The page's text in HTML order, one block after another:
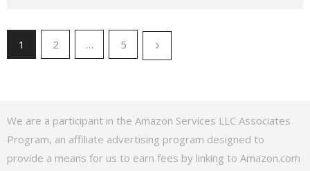
1 2 … 5
We are a participant in the Amazon Services LLC Associates
Program, an affiliate advertising program designed to
provide a means for us to earn fees by linking to Amazon.com